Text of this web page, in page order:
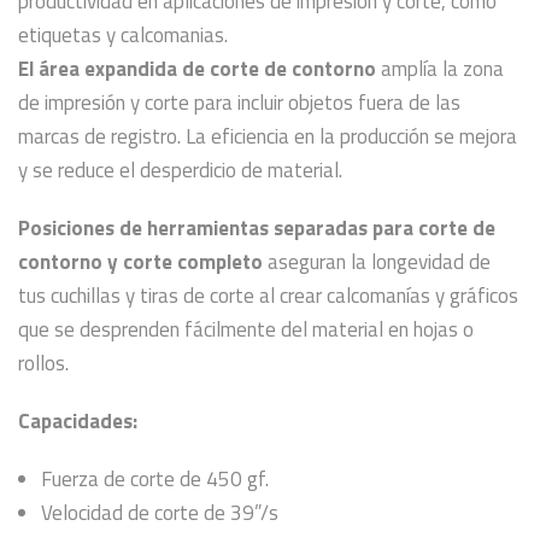
etiquetas y calcomanias.
El área expandida de corte de contornoamplía la zona
de impresión y corte para incluir objetos fuera de las
marcas de registro. La eficiencia en la producción se mejora
y se reduce el desperdicio de material.
Posiciones de herramientas separadas para corte de
contorno y corte completoaseguran la longevidad de
tus cuchillas y tiras de corte al crear calcomanías y gráficos
que se desprenden fácilmente del material en hojas o
rollos.
Capacidades:
Fuerza de corte de 450 gf.
Velocidad de corte de 39”/s